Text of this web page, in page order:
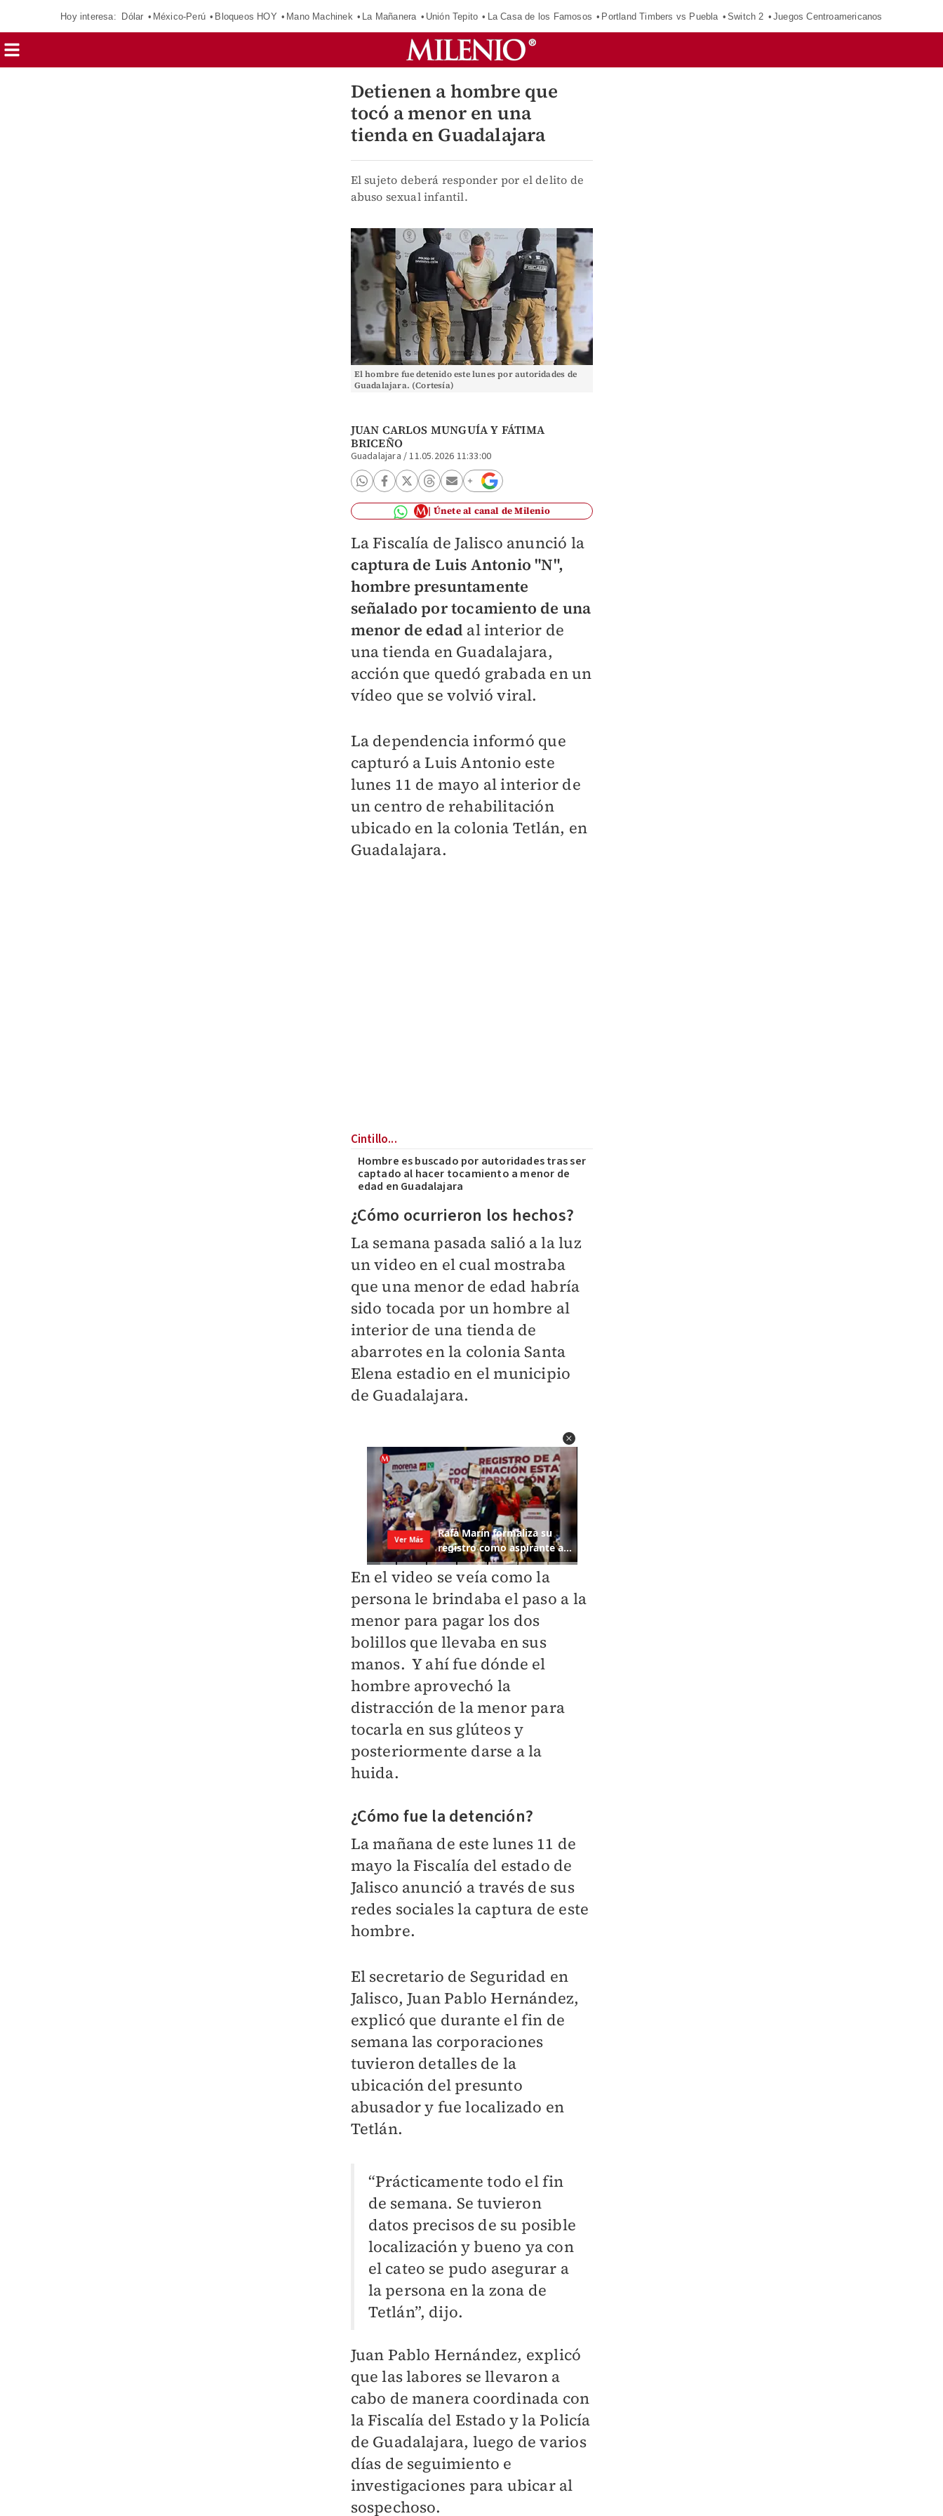
Hoy interesa: Dólar México-Perú Bloqueos HOY Mano Machinek La Mañanera Unión Tepito La Casa de los Famosos Portland Timbers vs Puebla Switch 2 Juegos Centroamericanos
Detienen a hombre que
tocó a menor en una
tienda en Guadalajara
El sujeto deberá responder por el delito de
abuso sexual infantil.
El hombre fue detenido este lunes por autoridades de
Guadalajara. (Cortesía)
JUAN CARLOS MUNGUÍA Y FÁTIMA
BRICEÑO
Guadalajara /11.05.2026 11:33:00
Únete al canal de Milenio
La Fiscalía de Jalisco anunció la
captura de Luis Antonio "N",
hombre presuntamente
señalado por tocamiento de una
menor de edad al interior de
una tienda en Guadalajara,
acción que quedó grabada en un
vídeo que se volvió viral.
La dependencia informó que
capturó a Luis Antonio este
lunes 11 de mayo al interior de
un centro de rehabilitación
ubicado en la colonia Tetlán, en
Guadalajara.
Cintillo...
Hombre es buscado por autoridades tras ser
captado al hacer tocamiento a menor de
edad en Guadalajara
¿Cómo ocurrieron los hechos?
La semana pasada salió a la luz
un video en el cual mostraba
que una menor de edad habría
sido tocada por un hombre al
interior de una tienda de
abarrotes en la colonia Santa
Elena estadio en el municipio
de Guadalajara.
En el video se veía como la
persona le brindaba el paso a la
menor para pagar los dos
bolillos que llevaba en sus
manos. Y ahí fue dónde el
hombre aprovechó la
distracción de la menor para
tocarla en sus glúteos y
posteriormente darse a la
huida.
¿Cómo fue la detención?
La mañana de este lunes 11 de
mayo la Fiscalía del estado de
Jalisco anunció a través de sus
redes sociales la captura de este
hombre.
El secretario de Seguridad en
Jalisco, Juan Pablo Hernández,
explicó que durante el fin de
semana las corporaciones
tuvieron detalles de la
ubicación del presunto
abusador y fue localizado en
Tetlán.
“Prácticamente todo el fin
de semana. Se tuvieron
datos precisos de su posible
localización y bueno ya con
el cateo se pudo asegurar a
la persona en la zona de
Tetlán”, dijo.
Juan Pablo Hernández, explicó
que las labores se llevaron a
cabo de manera coordinada con
la Fiscalía del Estado y la Policía
de Guadalajara, luego de varios
días de seguimiento e
investigaciones para ubicar al
sospechoso.